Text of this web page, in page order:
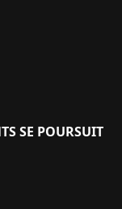
SE POURSUIT